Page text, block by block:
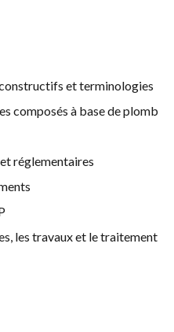
et terminologies
composés à base de plomb
réglementaires
les travaux et le traitement